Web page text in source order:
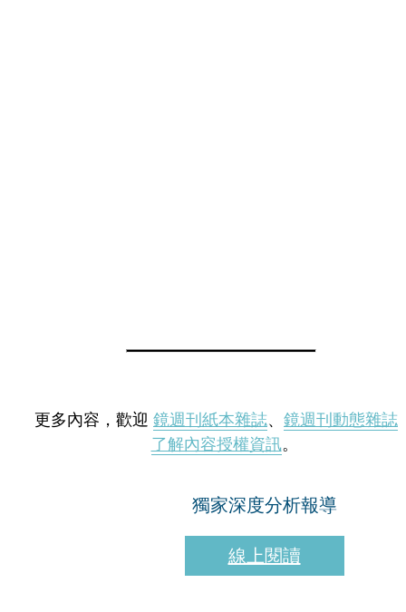
更多內容，歡迎 鏡週刊紙本雜誌、 鏡週刊動態雜誌
了解內容授權資訊。
獨家深度分析報導
線上閱讀